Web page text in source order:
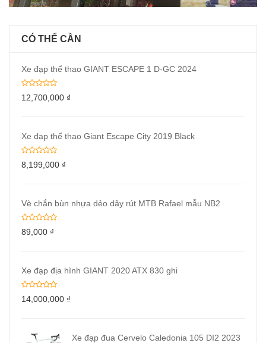
CÓ THỂ CẦN
Xe đạp thể thao GIANT ESCAPE 1 D-GC 2024
12,700,000 ₫
Xe đạp thể thao Giant Escape City 2019 Black
8,199,000 ₫
Vè chắn bùn nhựa dẻo dây rút MTB Rafael mẫu NB2
89,000 ₫
Xe đạp địa hình GIANT 2020 ATX 830 ghi
14,000,000 ₫
Xe đạp đua Cervelo Caledonia 105 DI2 2023